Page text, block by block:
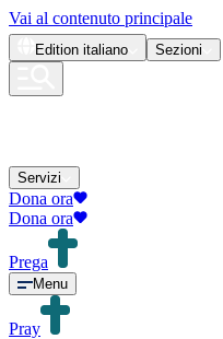
Vai al contenuto principale
Edition italiano Sezioni
Servizi
Dona ora
Dona ora
Prega
Menu
Pray